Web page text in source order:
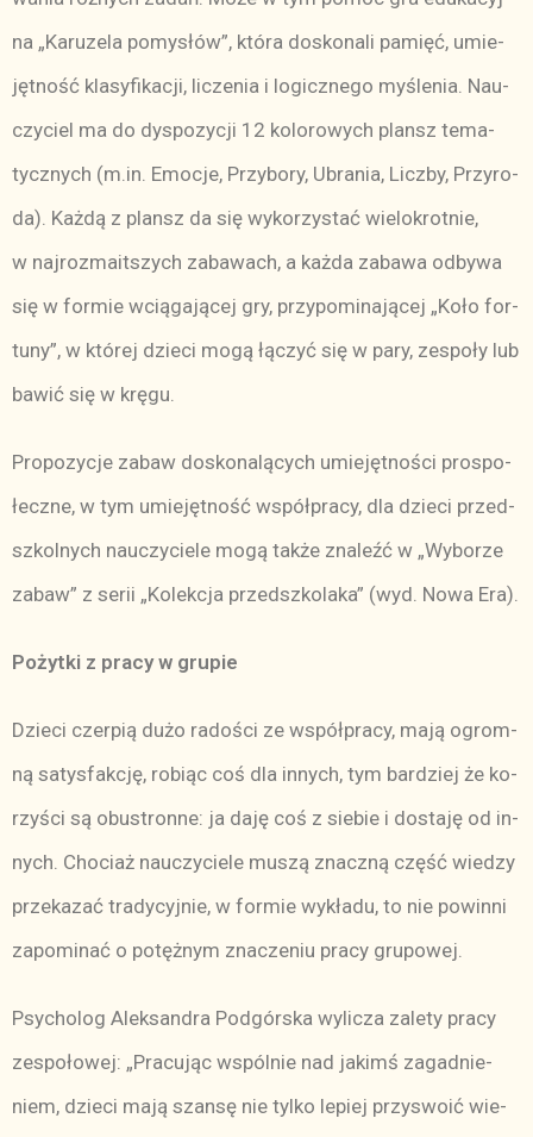
na „Ka­ru­ze­la po­my­słó­w”, któ­ra do­sko­na­li pa­mięć, umie­
jęt­ność kla­sy­fi­ka­cji, li­cze­nia i lo­gicz­ne­go my­śle­nia. Nau­
czy­ciel ma do dys­po­zy­cji 12 ko­lo­ro­wych plansz te­ma­
tycz­nych (m.in. Emo­cje, Przy­bo­ry, Ubra­nia, Licz­by, Przy­ro­
da). Każ­dą z plansz da się wy­ko­rzy­stać wie­lo­krot­nie,
w naj­roz­ma­it­szych za­ba­wach, a każ­da za­ba­wa od­by­wa
się w for­mie wcią­ga­ją­cej gry, przy­po­mi­na­ją­cej „Ko­ło for­
tu­ny”, w któ­rej dzie­ci mo­gą łą­czyć się w pa­ry, ze­spo­ły lub
ba­wić się w krę­gu.
Pro­po­zy­cje za­baw do­sko­na­lą­cych umie­jęt­no­ści pro­spo­
łecz­ne, w tym umie­jęt­ność współ­pra­cy, dla dzie­ci przed­
szkol­nych na­uczy­cie­le mo­gą tak­że zna­leźć w „Wy­bo­rze
za­baw” z se­rii „Ko­lek­cja przed­szko­la­ka” (wyd. No­wa Era).
Po­żyt­ki z pra­cy w gru­pie
Dzie­ci czer­pią du­żo ra­do­ści ze współ­pra­cy, ma­ją ogrom­
ną sa­tys­fak­cję, ro­biąc coś dla in­nych, tym bar­dziej że ko­
rzy­ści są obu­stron­ne: ja da­ję coś z sie­bie i do­sta­ję od in­
nych. Cho­ciaż na­uczy­cie­le mu­szą znacz­ną część wie­dzy
prze­ka­zać tra­dy­cyj­nie, w for­mie wy­kła­du, to nie po­win­ni
za­po­mi­nać o po­tęż­nym zna­cze­niu pra­cy gru­po­wej.
Psy­cho­log Alek­san­dra Pod­gór­ska wy­li­cza za­le­ty pra­cy
ze­spo­ło­wej: „Pra­cu­jąc wspól­nie nad ja­kimś za­gad­nie­
niem, dzie­ci ma­ją szan­sę nie tyl­ko le­piej przy­swo­ić wie­